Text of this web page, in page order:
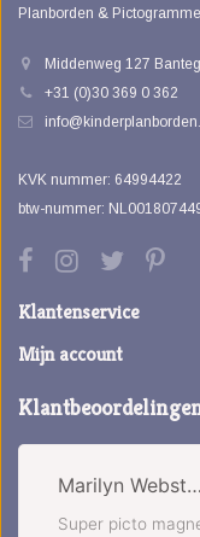
Planborden &
Middenweg 127
+31 (0)30 369 0 362
KVK nummer: 64994422
btw-nummer:
Klantenservice
Mijn account